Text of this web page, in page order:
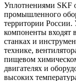
Уплотнениями SKF
промышленного
территории
компоненты входят
станках и
технике,
пищевом
двигателях и
высоких